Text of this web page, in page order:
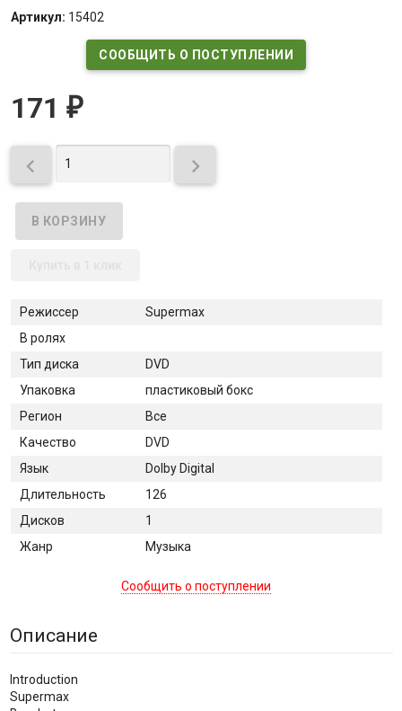
Артикул: 15402
СООБЩИТЬ О ПОСТУПЛЕНИИ
171 ₽
 
Режиссер
Supermax
В ролях
Тип диска
DVD
Упаковка
пластиковый бокс
Регион
Все
Качество
DVD
Язык
Dolby Digital
Длительность
126
Дисков
1
Жанр
Музыка
Сообщить о поступлении
Описание
Introduction
Supermax